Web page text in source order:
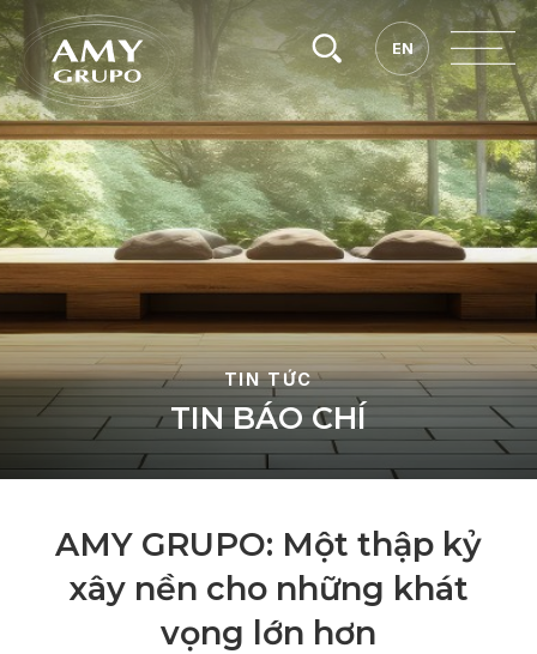
EN
EN
TIN TỨC
TIN BÁO CHÍ
AMY GRUPO: Một thập kỷ
xây nền cho những khát
vọng lớn hơn
Tìm